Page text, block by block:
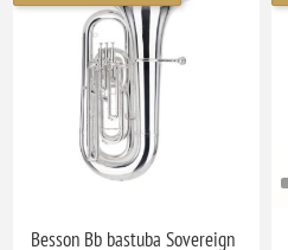
Besson Bb bastuba Sovereign